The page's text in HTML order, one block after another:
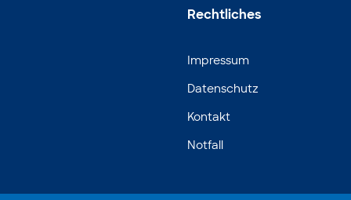
Rechtliches
Impressum
Datenschutz
Kontakt
Notfall